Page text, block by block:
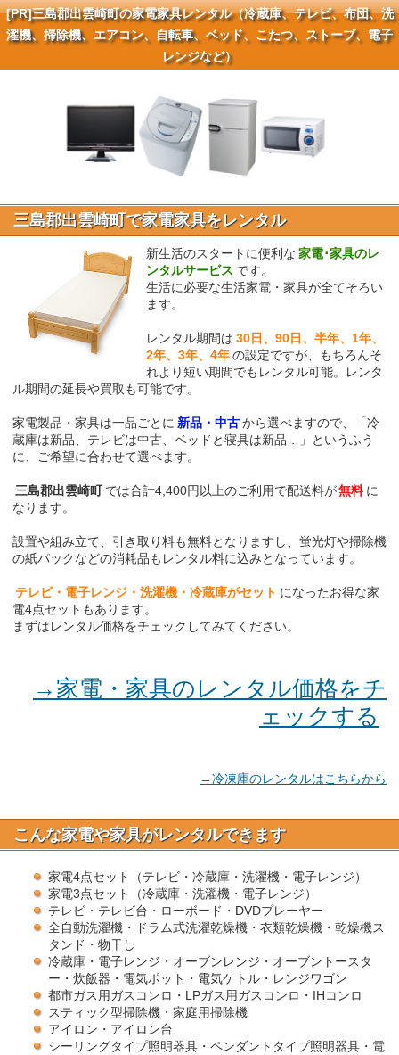
[PR]三島郡出雲崎町の家電家具レンタル（冷蔵庫、テレビ、布団、洗
濯機、掃除機、エアコン、自転車、ベッド、こたつ、ストーブ、電子
レンジなど）
三島郡出雲崎町で家電家具をレンタル
新生活のスタートに便利な 家電･家具のレ
ンタルサービス です。
生活に必要な生活家電・家具が全てそろい
ます。
レンタル期間は 30日、90日、半年、1年、
2年、3年、4年の設定ですが、もちろんそ
れより短い期間でもレンタル可能。レンタ
ル期間の延長や買取も可能です。
家電製品・家具は一品ごとに 新品・中古 から選べますので、「冷
蔵庫は新品、テレビは中古、ベッドと寝具は新品…」というふう
に、ご希望に合わせて選べます。
三島郡出雲崎町 では合計4,400円以上のご利用で配送料が無料 に
なります。
設置や組み立て、引き取り料も無料となりますし、蛍光灯や掃除機
の紙パックなどの消耗品もレンタル料に込みとなっています。
テレビ・電子レンジ・洗濯機・冷蔵庫がセット になったお得な家
電4点セットもあります。
まずはレンタル価格をチェックしてみてください。
→家電・家具のレンタル価格をチ
ェックする
→冷凍庫のレンタルはこちらから
こんな家電や家具がレンタルできます
家電4点セット（テレビ・冷蔵庫・洗濯機・電子レンジ）
家電3点セット（冷蔵庫・洗濯機・電子レンジ）
テレビ・テレビ台・ローボード・DVDプレーヤー
全自動洗濯機・ドラム式洗濯乾燥機・衣類乾燥機・乾燥機ス
タンド・物干し
冷蔵庫・電子レンジ・オーブンレンジ・オーブントースタ
ー・炊飯器・電気ポット・電気ケトル・レンジワゴン
都市ガス用ガスコンロ・LPガス用ガスコンロ・IHコンロ
スティック型掃除機・家庭用掃除機
アイロン・アイロン台
シーリングタイプ照明器具・ペンダントタイプ照明器具・電